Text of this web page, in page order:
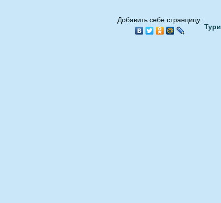
Добавить себе странцицу: